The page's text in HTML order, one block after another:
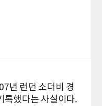
년 런던 소더비 경
록했다는 사실이다.